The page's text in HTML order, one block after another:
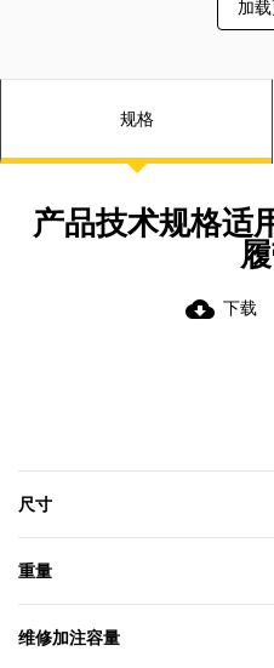
路基干
高效的
密度变化
加
规格
产品技术规格适
cloud_download 下载
尺寸
重量
维修加注容量